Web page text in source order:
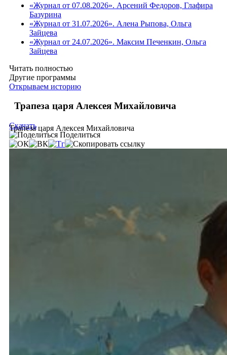
«Журнал от 07.08.2026». Арсений Федоров, Глафира
Базурина
«Журнал от 31.07.2026». Алена Рыпова, Ольга
Зайцева
«Журнал от 24.07.2026». Максим Печенкин, Ольга
Зайцева
Читать полностью
Другие программы
Открываем историю
Трапеза царя Алексея Михайловича
Трапеза царя Алексея Михайловича
Скачать
Поделиться